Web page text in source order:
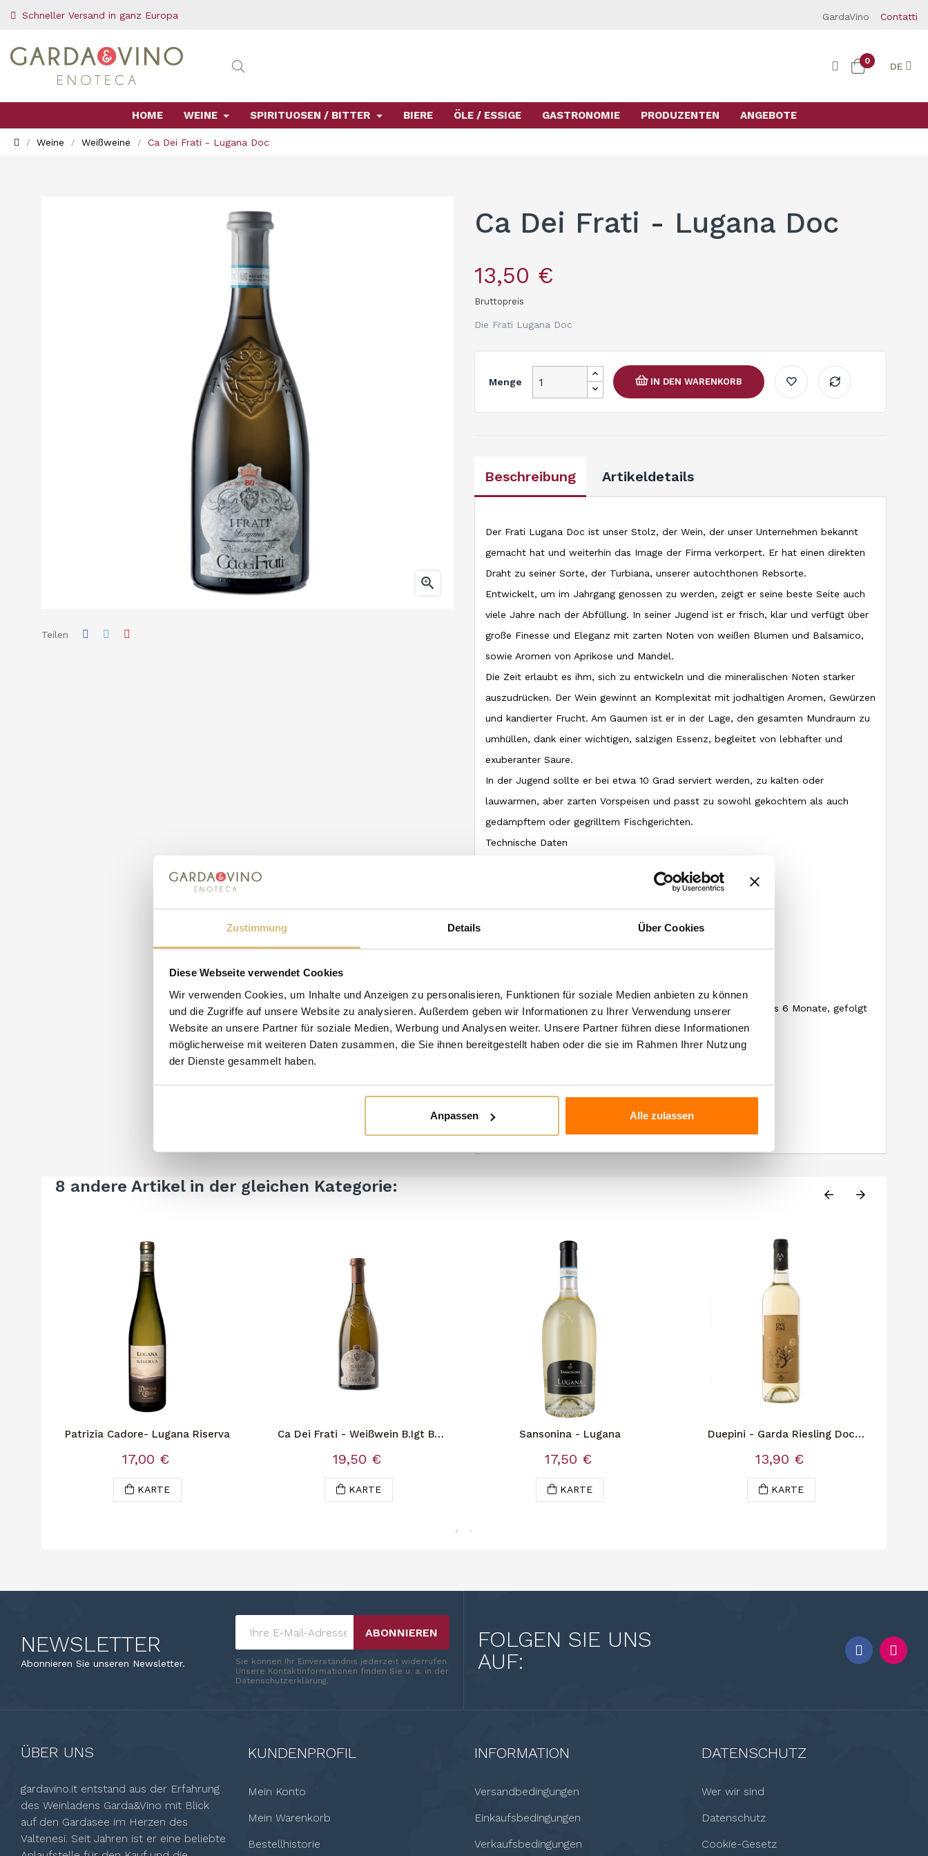
Zustimmung Details Über Cookies
Diese Webseite verwendet Cookies
Wir verwenden Cookies, um Inhalte und Anzeigen zu personalisieren, Funktionen für soziale Medien anbieten zu können
und die Zugriffe auf unsere Website zu analysieren. Außerdem geben wir Informationen zu Ihrer Verwendung unserer
Website an unsere Partner für soziale Medien, Werbung und Analysen weiter. Unsere Partner führen diese Informationen
möglicherweise mit weiteren Daten zusammen, die Sie ihnen bereitgestellt haben oder die sie im Rahmen Ihrer Nutzung
der Dienste gesammelt haben.
Anpassen Alle zulassen
Schneller Versand in ganz Europa GardaVino Contatti
0 DE
HOME WEINE SPIRITUOSEN / BITTER BIERE ÖLE / ESSIGE GASTRONOMIE PRODUZENTEN ANGEBOTE
Weine Weißweine Ca Dei Frati - Lugana Doc

Teilen
Ca Dei Frati - Lugana Doc
13,50 €
Bruttopreis
Die Frati Lugana Doc
Menge IN DEN WARENKORB
Beschreibung Artikeldetails
Der Frati Lugana Doc ist unser Stolz, der Wein, der unser Unternehmen bekannt
gemacht hat und weiterhin das Image der Firma verkörpert. Er hat einen direkten
Draht zu seiner Sorte, der Turbiana, unserer autochthonen Rebsorte.
Entwickelt, um im Jahrgang genossen zu werden, zeigt er seine beste Seite auch
viele Jahre nach der Abfüllung. In seiner Jugend ist er frisch, klar und verfügt über
große Finesse und Eleganz mit zarten Noten von weißen Blumen und Balsamico,
sowie Aromen von Aprikose und Mandel.
Die Zeit erlaubt es ihm, sich zu entwickeln und die mineralischen Noten stärker
auszudrücken. Der Wein gewinnt an Komplexität mit jodhaltigen Aromen, Gewürzen
und kandierter Frucht. Am Gaumen ist er in der Lage, den gesamten Mundraum zu
umhüllen, dank einer wichtigen, salzigen Essenz, begleitet von lebhafter und
exuberanter Säure.
In der Jugend sollte er bei etwa 10 Grad serviert werden, zu kalten oder
lauwarmen, aber zarten Vorspeisen und passt zu sowohl gekochtem als auch
gedämpftem oder gegrilltem Fischgerichten.
Technische Daten
Bodenbeschaffenheit: kalkhaltig – tonhaltig
Reifung und Entwicklung: in Stahl auf feinen Hefen mindestens 6 Monate, gefolgt
von 2 Monaten in der Flasche
Alkoholgehalt: 13%
pH: 3,20
Trockenextrakt: 21 g/L
8 andere Artikel in der gleichen Kategorie:
Patrizia Cadore- Lugana Riserva
17,00 €
KARTE
Ca Dei Frati - Weißwein B.Igt Bs
19,50 €
KARTE
Sansonina - Lugana
17,50 €
KARTE
Duepini - Garda Riesling Doc
13,90 €
KARTE
NEWSLETTER
Abonnieren Sie unseren Newsletter.
ABONNIEREN
Sie können Ihr Einverständnis jederzeit widerrufen.
Unsere Kontaktinformationen finden Sie u. a. in der
Datenschutzerklärung.
FOLGEN SIE UNS
AUF:
ÜBER UNS
gardavino.it entstand aus der Erfahrung
des Weinladens Garda&Vino mit Blick
auf den Gardasee im Herzen des
Valtenesi. Seit Jahren ist er eine beliebte
KUNDENPROFIL
Mein Konto
Mein Warenkorb
Bestellhistorie
INFORMATION
Versandbedingungen
Einkaufsbedingungen
Verkaufsbedingungen
DATENSCHUTZ
Wer wir sind
Datenschutz
Cookie-Gesetz